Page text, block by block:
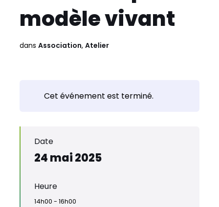
modèle vivant
dans Association, Atelier
Cet événement est terminé.
Date
24 mai 2025
Heure
14h00 - 16h00